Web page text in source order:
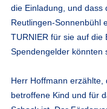
die Einladung, und dass
Reutlingen-Sonnenbühl
TURNIER für sie auf die
Spendengelder könnten
Herr Hoffmann
betroffene Kind und für